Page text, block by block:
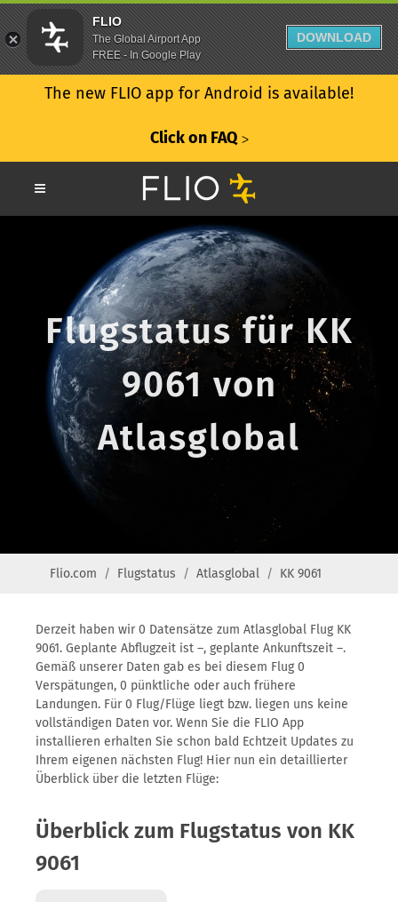
The new FLIO app for Android is available!
Click on FAQ ᐳ
Flugstatus für KK
9061 von
Atlasglobal
Flio.com Flugstatus Atlasglobal KK 9061
Derzeit haben wir 0 Datensätze zum Atlasglobal Flug KK
9061. Geplante Abflugzeit ist –, geplante Ankunftszeit –.
Gemäß unserer Daten gab es bei diesem Flug 0
Verspätungen, 0 pünktliche oder auch frühere
Landungen. Für 0 Flug/Flüge liegt bzw. liegen uns keine
vollständigen Daten vor. Wenn Sie die FLIO App
installieren erhalten Sie schon bald Echtzeit Updates zu
Ihrem eigenen nächsten Flug! Hier nun ein detaillierter
Überblick über die letzten Flüge:
Überblick zum Flugstatus von KK
9061
FLIO
The Global Airport App
FREE - In Google Play
DOWNLOAD